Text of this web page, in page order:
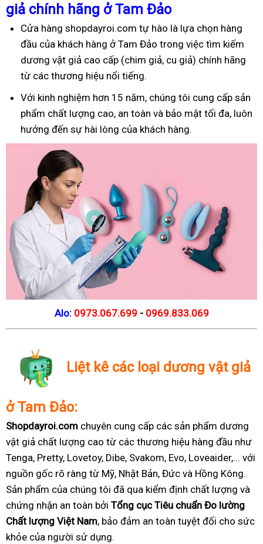
giả chính hãng ở Tam Đảo
Cửa hàng shopdayroi.com tự hào là lựa chọn hàng
đầu của khách hàng ở Tam Đảo trong việc tìm kiếm
dương vật giả cao cấp (chim giả, cu giả) chính hãng
từ các thương hiệu nổi tiếng.
Với kinh nghiệm hơn 15 năm, chúng tôi cung cấp sản
phẩm chất lượng cao, an toàn và bảo mật tối đa, luôn
hướng đến sự hài lòng của khách hàng.
Alo: 0973.067.699 - 0969.833.069
Liệt kê các loại dương vật giả
ở Tam Đảo:
Shopdayroi.com chuyên cung cấp các sản phẩm dương
vật giả chất lượng cao từ các thương hiệu hàng đầu như
Tenga, Pretty, Lovetoy, Dibe, Svakom, Evo, Loveaider,... với
nguồn gốc rõ ràng từ Mỹ, Nhật Bản, Đức và Hồng Kông.
Sản phẩm của chúng tôi đã qua kiểm định chất lượng và
chứng nhận an toàn bởi Tổng cục Tiêu chuẩn Đo lường
Chất lượng Việt Nam, bảo đảm an toàn tuyệt đối cho sức
khỏe của người sử dụng.